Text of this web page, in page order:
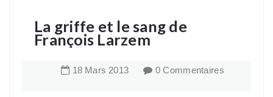
La griffe et le sang de
François Larzem
18 Mars 2013 0 Commentaires